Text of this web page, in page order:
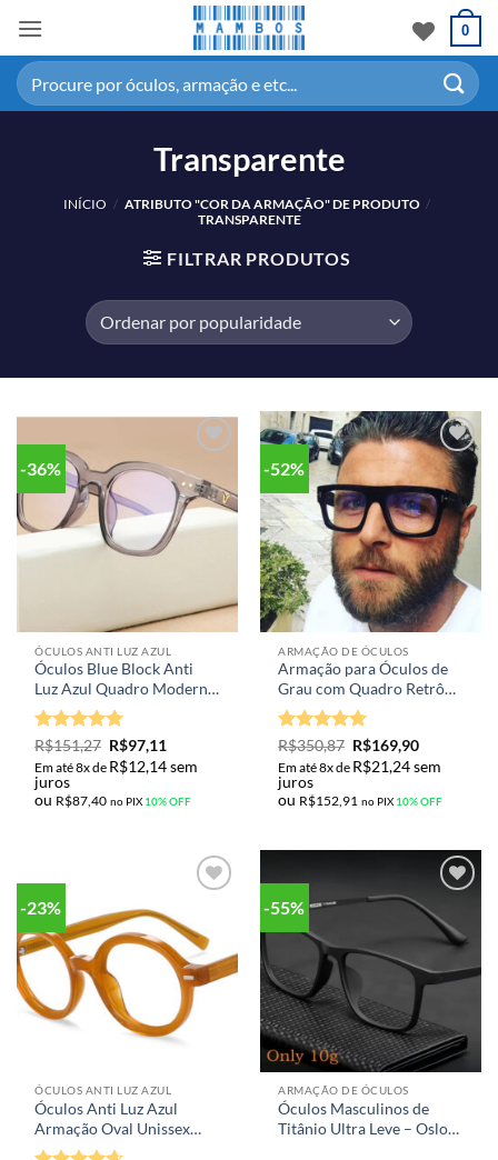
0
Transparente
INÍCIO / ATRIBUTO "COR DA ARMAÇÃO" DE PRODUTO /
TRANSPARENTE
FILTRAR PRODUTOS
-36%
Adicionar
aos meus
desejos
ÓCULOS ANTI LUZ AZUL
Óculos Blue Block Anti
Luz Azul Quadro Moderno
Transparente Modelo Art
In Walking Vintage M-
3331
Avaliação5
de 5
R$151,27 R$97,11
Em até 8x de R$12,14sem
juros
ou R$87,40 no PIX 10% OFF
-52%
Adicionar
aos meus
desejos
ARMAÇÃO DE ÓCULOS
Armação para Óculos de
Grau com Quadro Retrô
Quadrado Unissex com
Lente para Computador
ou Leitura
Avaliação
4.95de 5
R$350,87 R$169,90
Em até 8x de R$21,24sem
juros
ou R$152,91 no PIX 10% OFF
-23%
aos meus
desejos
ÓCULOS ANTI LUZ AZUL
Óculos Anti Luz Azul
Armação Oval Unissex
TR90 M-54026
-55%
Adicionar
aos meus
desejos
ARMAÇÃO DE ÓCULOS
Óculos Masculinos de
Titânio Ultra Leve – Oslo